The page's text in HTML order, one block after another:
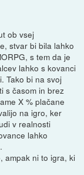
ob vsej
stvar bi bila lahko
s tem da je
lahko s kovanci
Tako bi na svoj
s časom in brez
X % plačane
na igro, ker
v realnosti
lahko
ampak ni to igra, ki